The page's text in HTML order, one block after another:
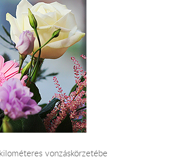
vonzáskörzetébe